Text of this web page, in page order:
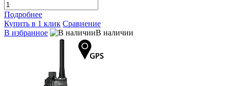
Подробнее
Купить в 1 клик Сравнение
В избранное
В наличии